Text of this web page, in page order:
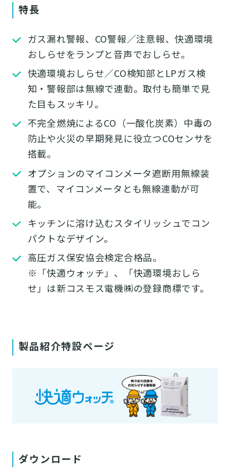
特長
ガス漏れ警報、CO警報／注意報、快適環境
おしらせをランプと音声でおしらせ。
快適環境おしらせ／CO検知部とLPガス検
知・警報部は無線で連動。取付も簡単で見
た目もスッキリ。
不完全燃焼によるCO（一酸化炭素）中毒の
防止や火災の早期発見に役立つCOセンサを
搭載。
オプションのマイコンメータ遮断用無線装
置で、マイコンメータとも無線連動が可
能。
キッチンに溶け込むスタイリッシュでコン
パクトなデザイン。
高圧ガス保安協会検定合格品。
※「快適ウォッチ」、「快適環境おしら
せ」は新コスモス電機㈱の登録商標です。
製品紹介特設ページ
ダウンロード